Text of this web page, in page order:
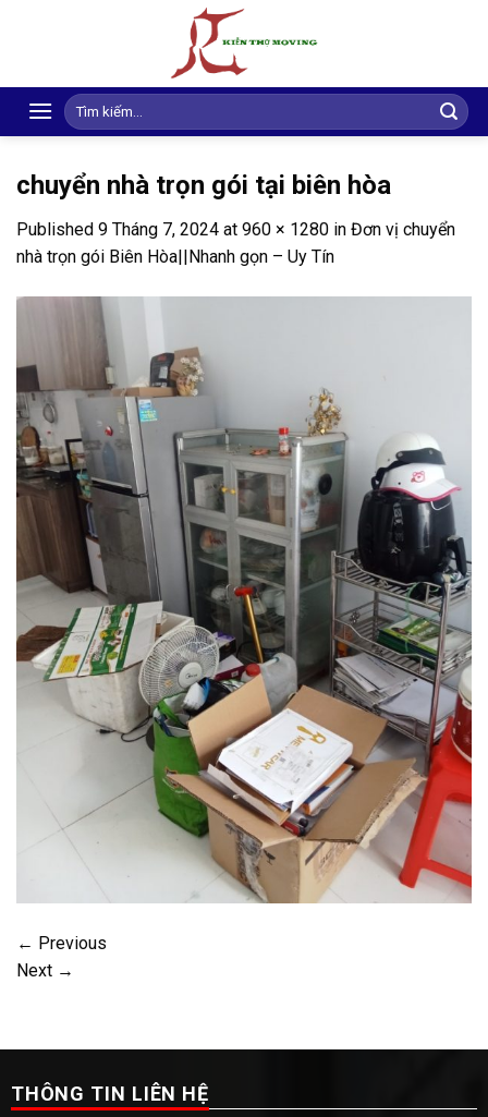
Search
for:
chuyển nhà trọn gói tại biên hòa
Published 9 Tháng 7, 2024 at 960 × 1280 in Đơn vị chuyển
nhà trọn gói Biên Hòa||Nhanh gọn – Uy Tín
← Previous
Next →
THÔNG TIN LIÊN HỆ